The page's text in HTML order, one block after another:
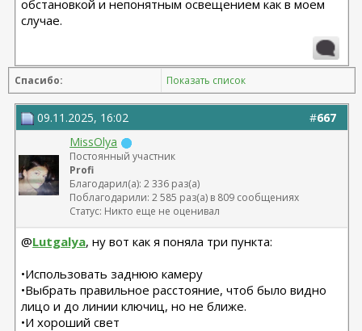
обстановкой и непонятным освещением как в моем
случае.
Спасибо: Показать список
#667
09.11.2025, 16:02
MissOlya
Постоянный участник
Profi
Благодарил(а): 2 336 раз(а)
Поблагодарили: 2 585 раз(а) в 809 сообщениях
Статус: Никто еще не оценивал
@Lutgalya, ну вот как я поняла три пункта:
•Использовать заднюю камеру
•Выбрать правильное расстояние, чтоб было видно
лицо и до линии ключиц, но не ближе.
•И хороший свет